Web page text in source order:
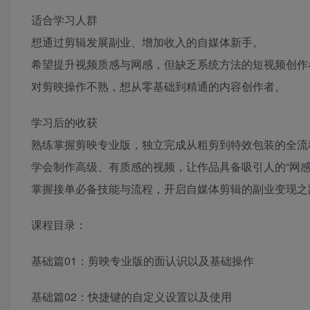
适合学习人群
想通过剪辑发展副业、增加收入的自媒体新手。
希望提升视频质感与网感，但缺乏系统方法的短视频创作
对剪映操作不熟，想从零基础到精通的内容创作者。
学习后的收获
熟练掌握剪映专业版，独立完成从粗剪到特效包装的全流
学会制作高级、有质感的视频，让作品具备吸引人的“网感
掌握接单必备技能与流程，开启自媒体剪辑的副业变现之
课程目录：
基础篇01：剪映专业版的面认识以及基础操作
基础篇02：快捷键的自定义设置以及使用